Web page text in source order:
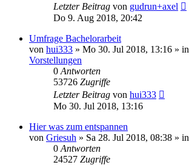
Letzter Beitrag von gudrun+axel
Do 9. Aug 2018, 20:42
Umfrage Bachelorarbeit
von hui333 » Mo 30. Jul 2018, 13:16 » in
Vorstellungen
0 Antworten
53726 Zugriffe
Letzter Beitrag von hui333
Mo 30. Jul 2018, 13:16
Hier was zum entspannen
von Griesuh » Sa 28. Jul 2018, 08:38 » in
0 Antworten
24527 Zugriffe